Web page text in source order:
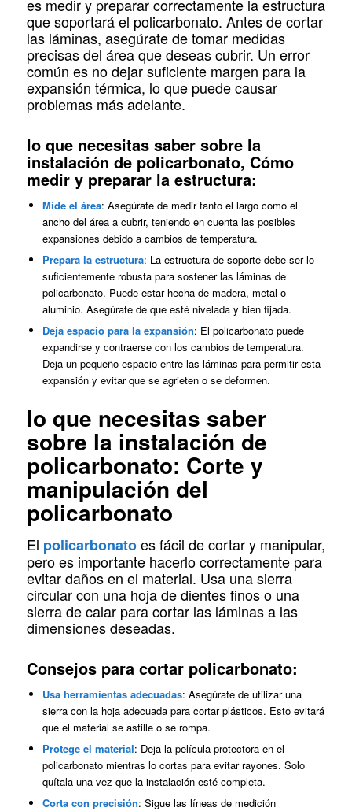
es medir y preparar correctamente la estructura
que soportará el policarbonato. Antes de cortar
las láminas, asegúrate de tomar medidas
precisas del área que deseas cubrir. Un error
común es no dejar suficiente margen para la
expansión térmica, lo que puede causar
problemas más adelante.
lo que necesitas saber sobre la
instalación de policarbonato, Cómo
medir y preparar la estructura:
Mide el área: Asegúrate de medir tanto el largo como el
ancho del área a cubrir, teniendo en cuenta las posibles
expansiones debido a cambios de temperatura.
Prepara la estructura: La estructura de soporte debe ser lo
suficientemente robusta para sostener las láminas de
policarbonato. Puede estar hecha de madera, metal o
aluminio. Asegúrate de que esté nivelada y bien fijada.
Deja espacio para la expansión: El policarbonato puede
expandirse y contraerse con los cambios de temperatura.
Deja un pequeño espacio entre las láminas para permitir esta
expansión y evitar que se agrieten o se deformen.
lo que necesitas saber
sobre la instalación de
policarbonato: Corte y
manipulación del
policarbonato
El policarbonatoes fácil de cortar y manipular,
pero es importante hacerlo correctamente para
evitar daños en el material. Usa una sierra
circular con una hoja de dientes finos o una
sierra de calar para cortar las láminas a las
dimensiones deseadas.
Consejos para cortar policarbonato:
Usa herramientas adecuadas: Asegúrate de utilizar una
sierra con la hoja adecuada para cortar plásticos. Esto evitará
que el material se astille o se rompa.
Protege el material: Deja la película protectora en el
policarbonato mientras lo cortas para evitar rayones. Solo
quítala una vez que la instalación esté completa.
Corta con precisión: Sigue las líneas de medición